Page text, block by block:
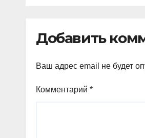
Добавить
Ваш адрес email не будет
Комментарий *